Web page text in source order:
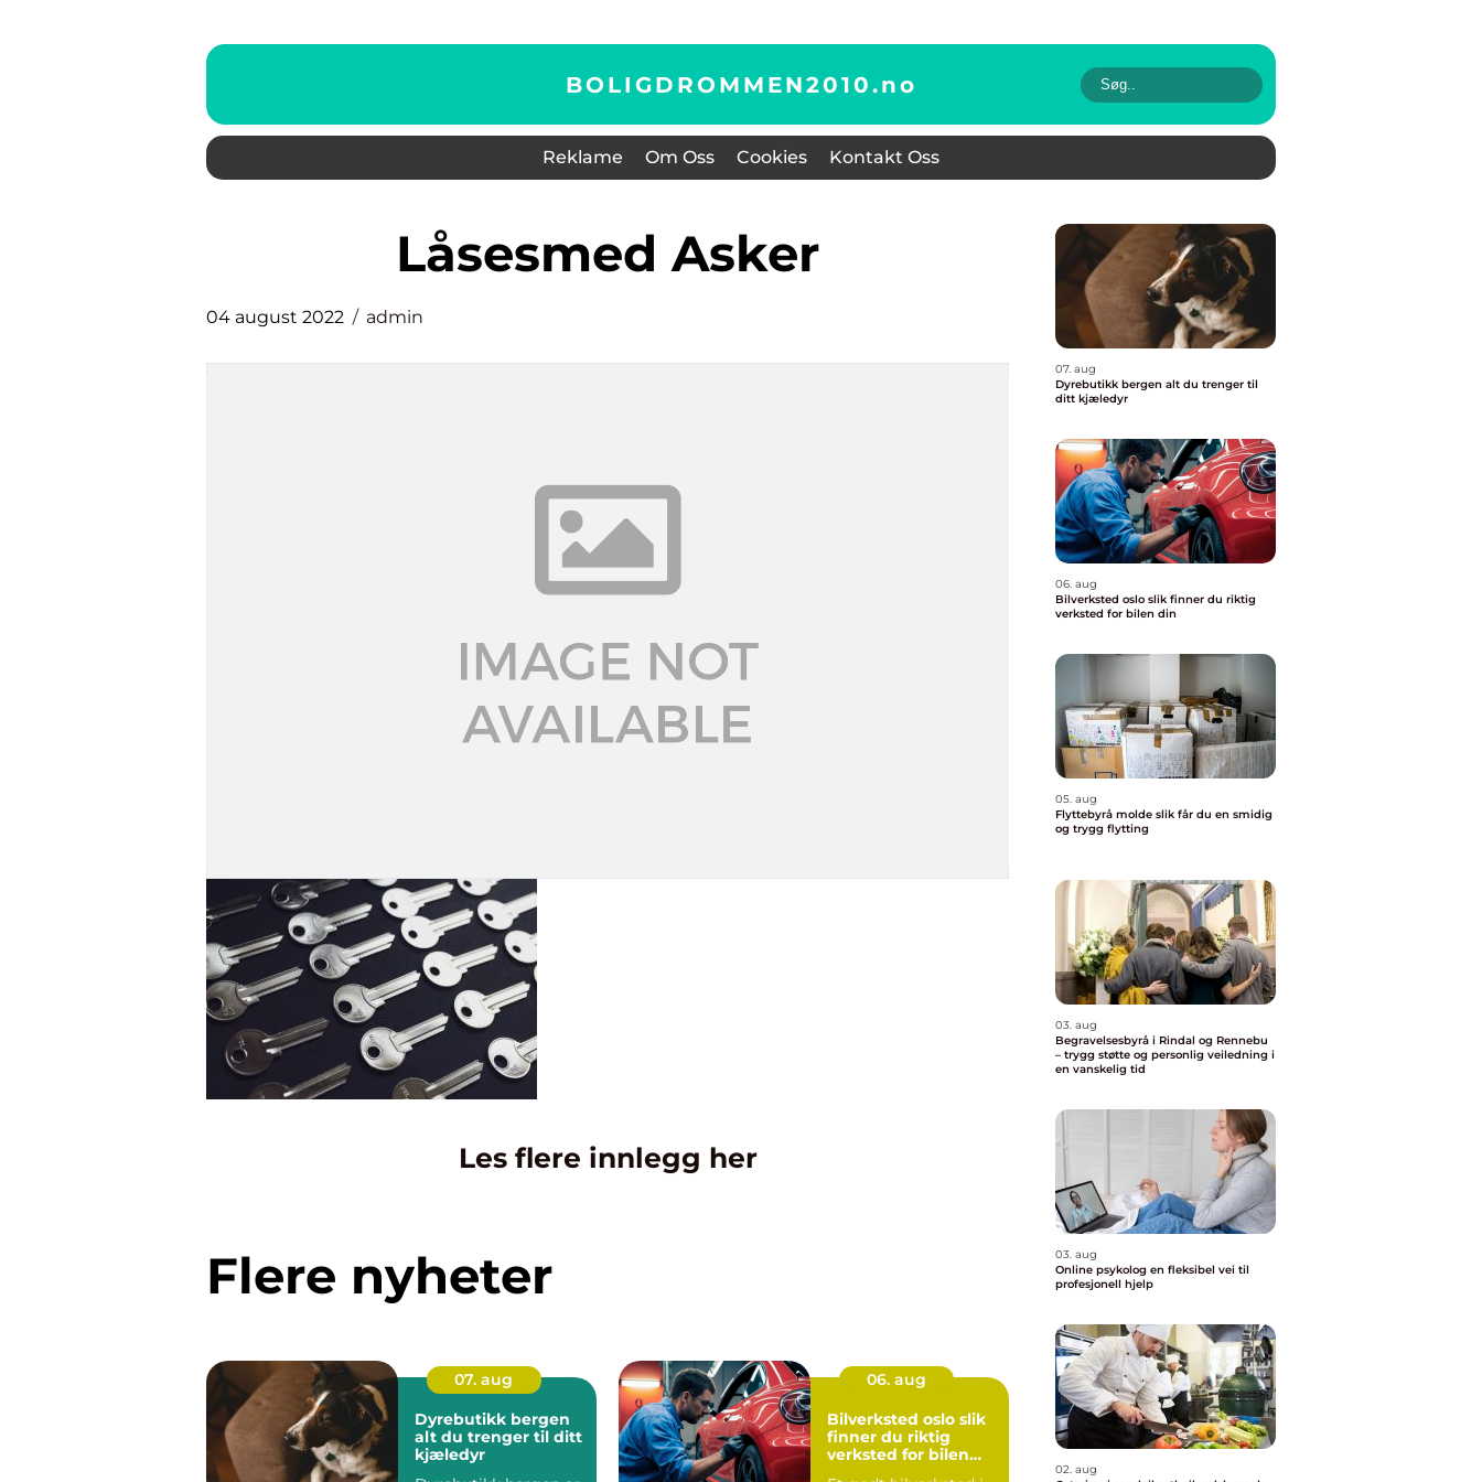
BOLIGDROMMEN2010.no
Reklame Om Oss Cookies Kontakt Oss
låsesmed Asker
04 august 2022 admin
Les flere innlegg her
Flere nyheter
07. aug
Dyrebutikk bergen
alt du trenger til ditt
kjæledyr
06. aug
Bilverksted oslo slik
finner du riktig
verksted for bilen
07. aug
Dyrebutikk bergen alt du trenger til
ditt kjæledyr
06. aug
Bilverksted oslo slik finner du riktig
verksted for bilen din
05. aug
Flyttebyrå molde slik får du en smidig
og trygg flytting
03. aug
Begravelsesbyrå i Rindal og Rennebu
– trygg støtte og personlig veiledning i
en vanskelig tid
03. aug
Online psykolog en fleksibel vei til
profesjonell hjelp
02. aug